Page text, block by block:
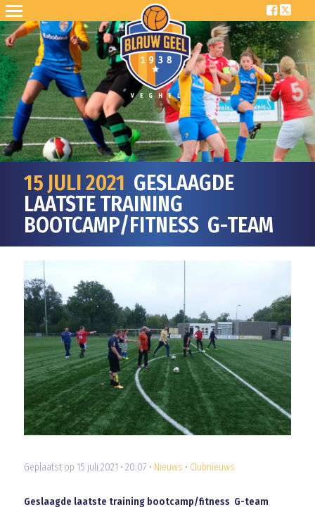
15 JULI 2021 GESLAAGDE
LAATSTE TRAINING
BOOTCAMP/FITNESS G-TEAM
Geplaatst op 15 juli 2021 • 20:07 • Nieuws • Clubnieuws
Geslaagde laatste training bootcamp/fitness G-team